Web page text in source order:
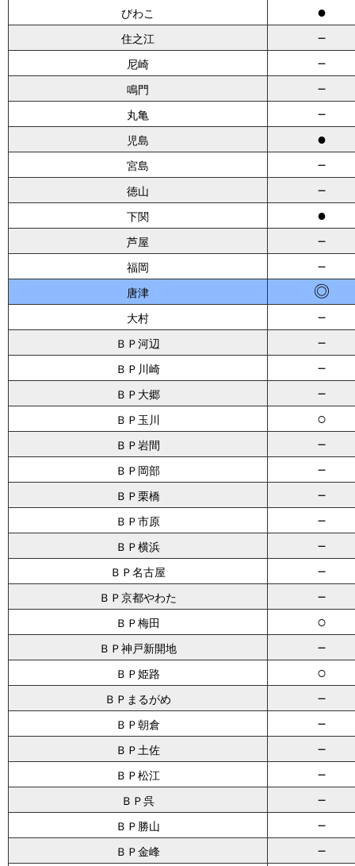
びわこ ●
住之江 －
尼崎 －
鳴門 －
丸亀 －
児島 ●
宮島 －
徳山 －
下関 ●
芦屋 －
福岡 －
唐津 ◎
大村 －
ＢＰ河辺 －
ＢＰ川崎 －
ＢＰ大郷 －
ＢＰ玉川 ○
ＢＰ岩間 －
ＢＰ岡部 －
ＢＰ栗橋 －
ＢＰ市原 －
ＢＰ横浜 －
ＢＰ名古屋 －
ＢＰ京都やわた －
ＢＰ梅田 ○
ＢＰ神戸新開地 －
ＢＰ姫路 ○
ＢＰまるがめ －
ＢＰ朝倉 －
ＢＰ土佐 －
ＢＰ松江 －
ＢＰ呉 －
ＢＰ勝山 －
ＢＰ金峰 －